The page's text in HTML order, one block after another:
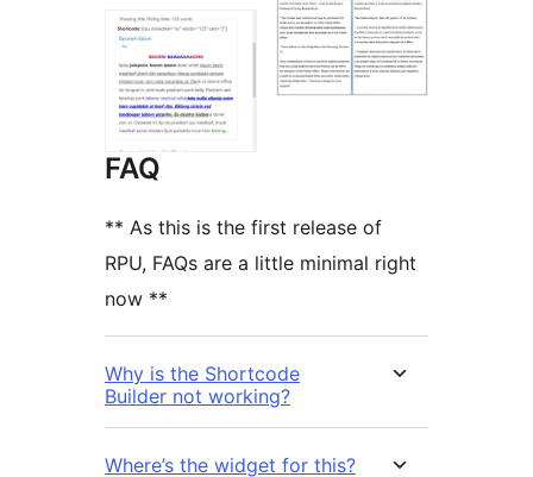
FAQ
** As this is the first release of
RPU, FAQs are a little minimal right
now **
Why is the Shortcode
Builder not working?
Where’s the widget for this?